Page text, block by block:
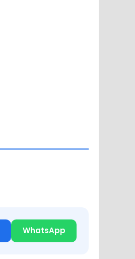
WhatsApp